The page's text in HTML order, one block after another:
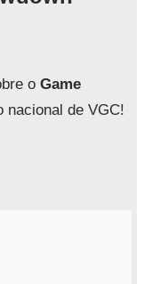
o Game
nacional de VGC!